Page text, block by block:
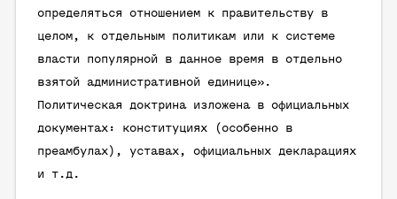
определяться отношением к правительству в
целом, к отдельным политикам или к системе
власти популярной в данное время в отдельно
взятой административной единице».
Политическая доктрина изложена в официальных
документах: конституциях (особенно в
преамбулах), уставах, официальных декларациях
и т.д.